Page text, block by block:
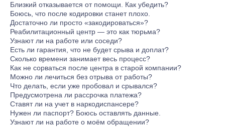
Близкий отказывается от помощи. Как убедить?
Принуждение невозможно. Мы можем прислать специалиста
врача для мотивационной беседы (интервенция) на дом. Он
поможет человеку осознать проблему. Часто после этого
люди соглашаются на курс. Гарантируем анонимность.
Боюсь, что после кодировки станет плохо.
Это главный страх. В нашей клинике перед любой
процедурой вы проходите полное обследование. Наши
врачи используют щадящие препараты. Если есть
противопоказания, подберем другой безопасный способ.
Ваше здоровье — приоритет.
Достаточно ли просто «закодироваться»?
Нет, это только первый шаг. Алкоголизм — ещё и
психологическая проблема. Без работы над собой риск
срыва высок. Рекомендуем комплексный курс в клинике —
это единственный способ вернуться к нормальной жизни.
Реабилитационный центр — это как тюрьма?
Нет, это миф. Наш реабилитационный центр —
комфортабельный загородный комплекс с палатами
отельного типа, спортзалом. Там нет решеток и охраны.
Люди учатся жить заново в окружении врачей психологов и
таких же пациентов.
Узнают ли на работе или соседи?
Абсолютная анонимность — наш принцип. Данные не
передаются в диспансеры и не по месту работы. Клиника
частная, мы несем ответственность за врачебную тайну.
Машины без опознавательных знаков.
Есть ли гарантия, что не будет срыва и доплат?
Понимаем ваши опасения. При срыве после полного курса в
течение оговоренного периода повторная помощь —
бесплатно. Вы не платите дважды. Также предлагаем
рассрочку, чтобы начать путь к трезвости сегодня.
Сколько времени занимает весь процесс?
Индивидуально. Вывод из запоя — 1–3 дня. Кодирование —
1–2 часа. Реабилитация — от 1–3 месяцев до полугода. Врач
подберет программу под ваш график.
Как не сорваться после центра в старой компании?
Для этого и нужна реабилитация. Она учит справляться со
стрессом, отказывать в компании, выстраивать здоровые
отношения. К выписке вы будете психологически готовы к
любым вызовам.
Можно ли лечиться без отрыва от работы?
Да. Есть стационарные программы и амбулаторные (вы
приходите на процедуры в удобное время). Врач подберет
вариант по вашей занятости и показаниям.
Что делать, если уже пробовал и срывался?
Срыв — не поражение, а сигнал. Мы не работаем по
шаблону. Врач подбирает программу индивидуально,
учитывая прошлые попытки. Не бросаем пациента после
процедуры — поддерживаем на всем пути.
Предусмотрена ли рассрочка платежа?
Да, рассрочка предусмотрена. Можно платить поэтапно без
переплат и скрытых комиссий. Условия зависят от
программы. Менеджер проконсультирует при оформлении
Ставят ли на учет в наркодиспансере?
Нет, не ставят. Клиника работает анонимно, данные не
передаются в госучреждения. Вы не попадете на
Нужен ли паспорт? Боюсь оставлять данные.
Для договора паспорт нужен по закону (оформление
Узнают ли на работе о моём обращении?